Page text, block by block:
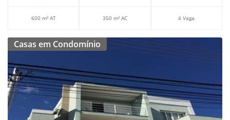
600 m² AT 350 m² AC 4 Vaga
Casas em Condomínio